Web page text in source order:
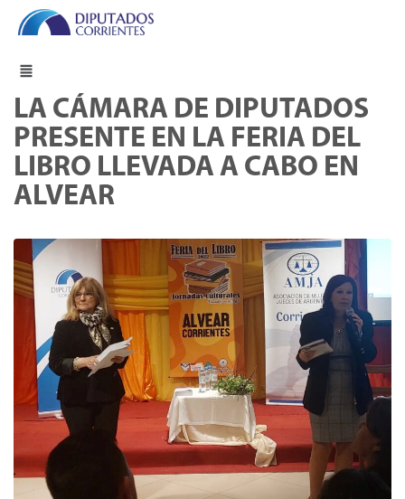
LA CÁMARA DE DIPUTADOS
PRESENTE EN LA FERIA DEL
LIBRO LLEVADA A CABO EN
ALVEAR